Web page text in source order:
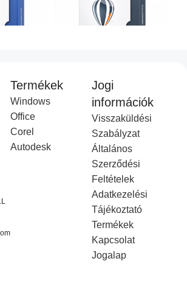
2021
CorelDraw Technical Suite
Akciós termék
49,990.00 Ft14,990.00
KOSÁRBA HELYEZÉS
Termékek
Windows
Office
Corel
Autodesk
Jogi
információk
Visszaküldési
Szabályzat
Általános
Szerződési
Feltételek
Adatkezelési
Tájékoztató
Termékek
Kapcsolat
Jogalap